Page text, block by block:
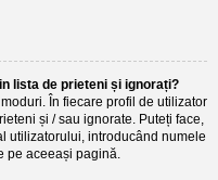
lista de prieteni și ignorați?
În fiecare profil de utilizator
și / sau ignorate. Puteți face,
utilizatorului, introducând numele
pe aceeași pagină.